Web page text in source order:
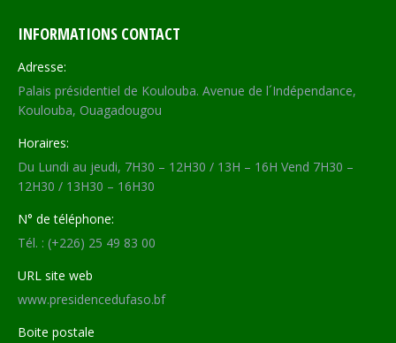
INFORMATIONS CONTACT
Adresse:
Palais présidentiel de Koulouba. Avenue de l´Indépendance,
Koulouba, Ouagadougou
Horaires:
Du Lundi au jeudi, 7H30 – 12H30 / 13H – 16H Vend 7H30 –
12H30 / 13H30 – 16H30
N° de téléphone:
Tél. : (+226) 25 49 83 00
URL site web
www.presidencedufaso.bf
Boite postale